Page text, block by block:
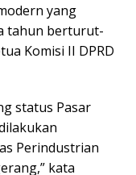
yang
tahun berturut-
Komisi II DPRD
status Pasar
Perindustrian
kata